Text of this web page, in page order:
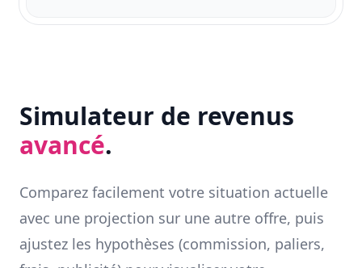
Simulateur de revenus
avancé.
Comparez facilement votre situation actuelle
avec une projection sur une autre offre, puis
ajustez les hypothèses (commission, paliers,